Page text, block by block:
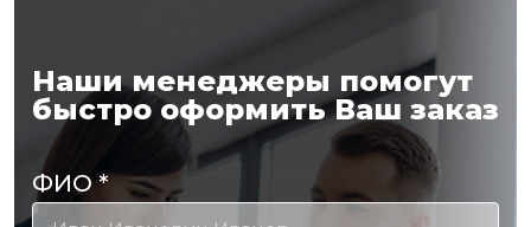
Наши менеджеры помогут
быстро оформить Ваш заказ
ФИО*